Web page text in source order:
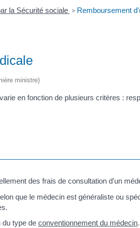
la Sécurité sociale > Remboursement
ministre)
en fonction de plusieurs critères :
des frais de consultation d'un
que le médecin est généraliste ou
du type de conventionnement du médecin